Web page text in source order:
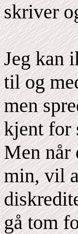
skriver
Jeg kan
til og
men
kjent for
Men når
min, vil
gå tom